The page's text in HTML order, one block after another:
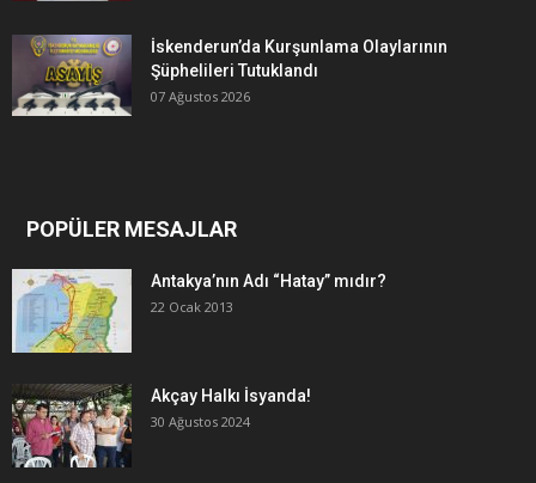
İskenderun’da Kurşunlama Olaylarının
Şüphelileri Tutuklandı
07 Ağustos 2026
POPÜLER MESAJLAR
Antakya’nın Adı “Hatay” mıdır?
22 Ocak 2013
Akçay Halkı İsyanda!
30 Ağustos 2024